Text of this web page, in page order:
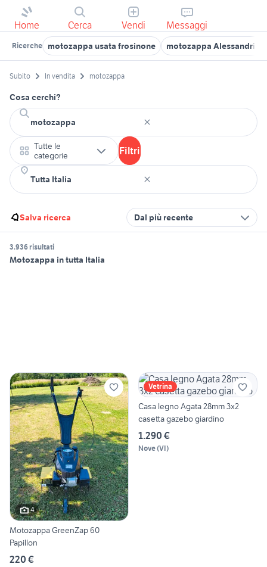
Home Cerca Vendi Messaggi
Ricerche motozappa usata frosinone motozappa Alessandria
Subito In vendita motozappa
Cosa cerchi?
Tutte le
categorie
Filtri
Salva ricerca Dal più recente
3.936 risultati
Motozappa in tutta Italia
4
Motozappa GreenZap 60
Papillon
220 €
Vetrina
Casa legno Agata 28mm 3x2
casetta gazebo giardino
1.290 €
Nove(VI)